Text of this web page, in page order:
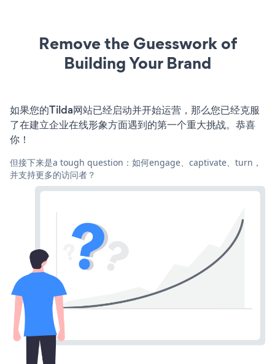
Remove the Guesswork of
Building Your Brand
如果您的Tilda网站已经启动并开始运营，那么您已经克服
了在建立企业在线形象方面遇到的第一个重大挑战。恭喜
你！
但接下来是a tough question：如何engage、captivate、turn，
并支持更多的访问者？